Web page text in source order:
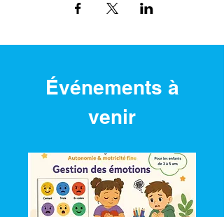
Événements à
venir